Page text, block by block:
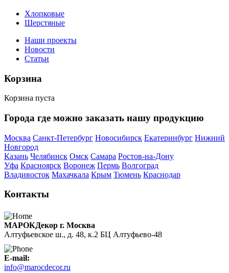
Хлопковые
Шерстяные
Наши проекты
Новости
Статьи
Корзина
Корзина пуста
Города где можно заказать нашу продукцию
Москва Санкт-Петербург Новосибирск Екатеринбург Нижний
Новгород
Казань Челябинск Омск Самара Ростов-на-Дону
Уфа Красноярск Воронеж Пермь Волгоград
Владивосток Махачкала Крым Тюмень Краснодар
Контакты
МАРОКДекор г. Москва
Алтуфьевское ш., д. 48, к.2 БЦ Алтуфьево-48
E-mail:
info@marocdecor.ru